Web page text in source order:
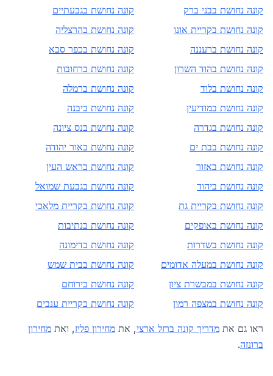
קונה נחושת בבני ברק קונה נחושת בגבעתיים
קונה נחושת בקריית אונו קונה נחושת בהרצליה
קונה נחושת ברעננה קונה נחושת בכפר סבא
קונה נחושת בהוד השרון קונה נחושת ברחובות
קונה נחושת בלוד קונה נחושת ברמלה
קונה נחושת במודיעין קונה נחושת ביבנה
קונה נחושת בגדרה קונה נחושת בנס ציונה
קונה נחושת בבת ים קונה נחושת באור יהודה
קונה נחושת באזור קונה נחושת בראש העין
קונה נחושת ביהוד קונה נחושת בגבעת שמואל
קונה נחושת בקריית גת קונה נחושת בקריית מלאכי
קונה נחושת באופקים קונה נחושת בנתיבות
קונה נחושת בשדרות קונה נחושת בדימונה
קונה נחושת במעלה אדומים קונה נחושת בבית שמש
קונה נחושת במבשרת ציון קונה נחושת בירוחם
קונה נחושת במצפה רמון קונה נחושת בקריית ענבים
ראו גם את מדריך קונה ברזל ארצי, את מחירון פליז, ואת מחירון
ברונזה.